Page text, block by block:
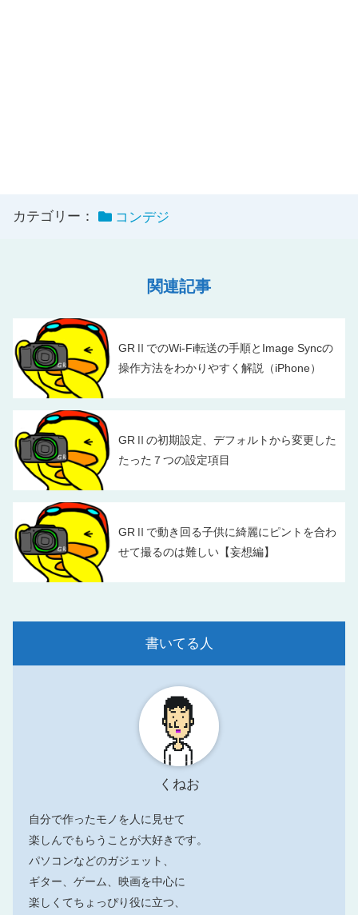
カテゴリー： コンデジ
関連記事
GRⅡでのWi-Fi転送の手順とImage Syncの
操作方法をわかりやすく解説（iPhone）
GRⅡの初期設定、デフォルトから変更した
たった７つの設定項目
GRⅡで動き回る子供に綺麗にピントを合わ
せて撮るのは難しい【妄想編】
書いてる人
くねお
自分で作ったモノを人に見せて
楽しんでもらうことが大好きです。
パソコンなどのガジェット、
ギター、ゲーム、映画を中心に
楽しくてちょっぴり役に立つ、